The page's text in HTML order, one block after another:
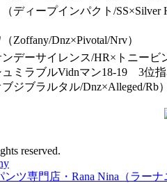
（ディープインパクト/SS×Silver
（Zoffany/Dnz×Pivotal/Nrv）
ンデーサイレンス/HR×トニービ
ュミラブルVidnマン18-19 3位
ブジブラルタル/Dnz×Alleged/Rb
reserved.
ツ専門店・Rana Nina（ラー